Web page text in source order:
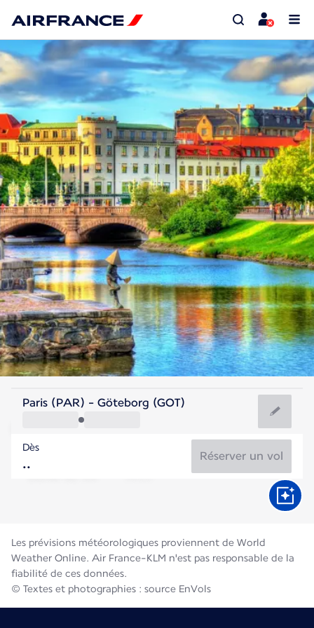
Suède
Göteborg
Suède
Durée du vol
Paris (PAR) - Göteborg (GOT)
Dès
Réserver un vol
Les prévisions météorologiques proviennent de World
Weather Online. Air France-KLM n'est pas responsable de la
fiabilité de ces données.
© Textes et photographies : source EnVols